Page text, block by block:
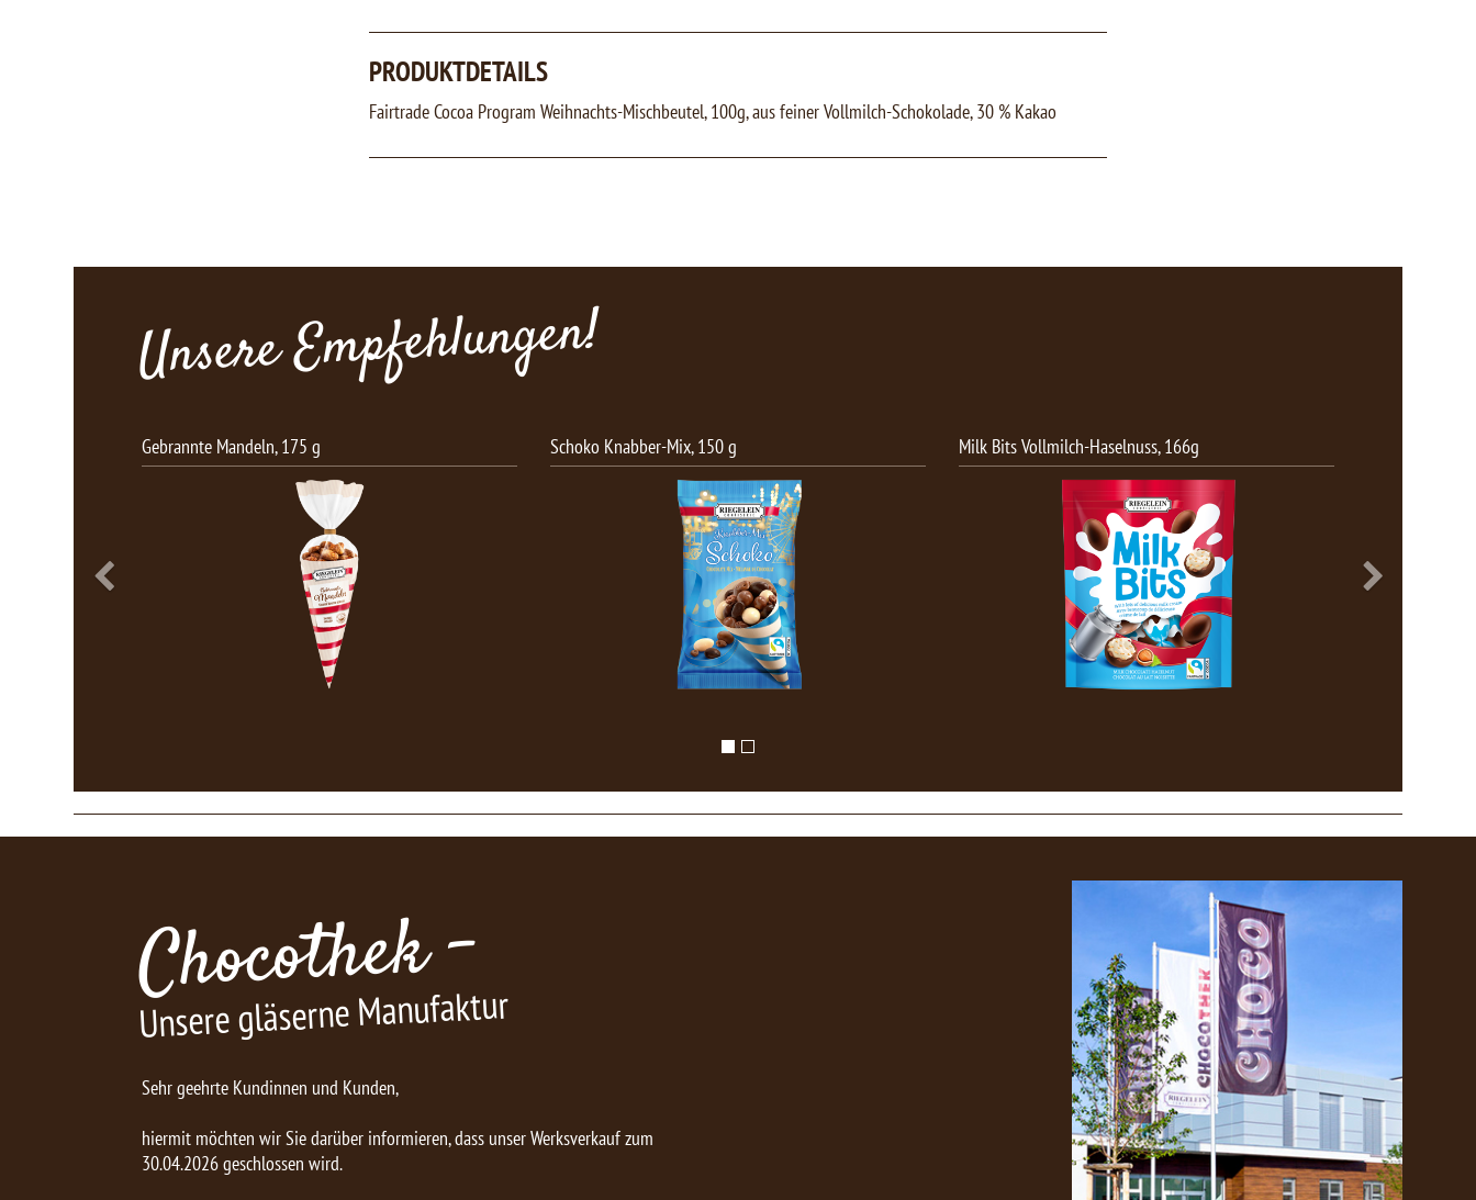
PRODUKTDETAILS
Fairtrade Cocoa Program Weihnachts-Mischbeutel, 100g, aus feiner Vollmilch-Schokolade, 30 % Kakao
Unsere Empfehlungen!
Milk Bits Vollmilch-Haselnuss, 166g Milk Bits Weisse Schokolade, 166g Choco Cars, SB-8er-Packung 88g
Chocothek -
Unsere gläserne Manufaktur
Sehr geehrte Kundinnen und Kunden,
hiermit möchten wir Sie darüber informieren, dass unser Werksverkauf zum
30.04.2026 geschlossen wird.